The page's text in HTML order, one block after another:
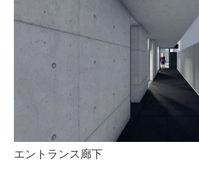
エントランス廊下